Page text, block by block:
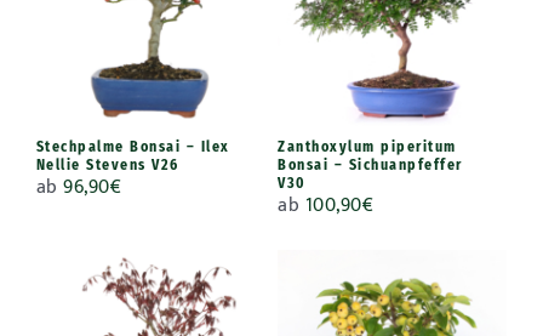
Stechpalme Bonsai – Ilex
Nellie Stevens V26
ab96,90€
Zanthoxylum piperitum
Bonsai – Sichuanpfeffer
V30
ab 100,90€